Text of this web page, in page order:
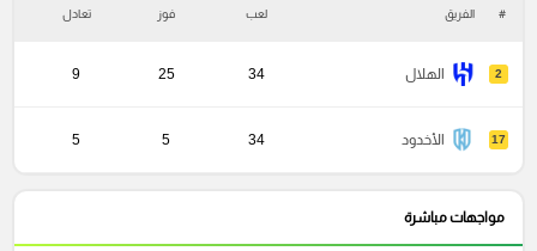
# الفريق لعب فوز تعادل
2 الهلال 34
25
9
17 الأخدود 34
5
5
مواجهات مباشرة